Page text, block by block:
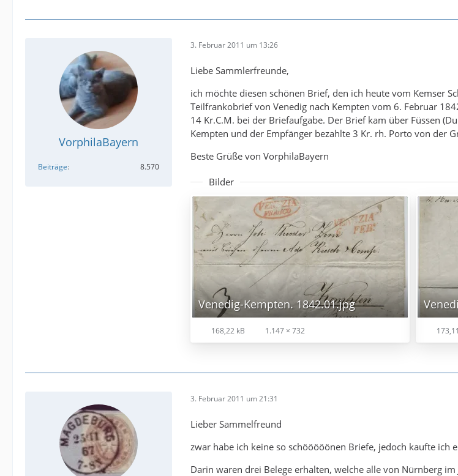
VorphilaBayern
Beiträge 8.570
3. Februar 2011 um 13:26
Liebe Sammlerfreunde,
ich möchte diesen schönen Brief, den ich heute vom Kemser
Teilfrankobrief von Venedig nach Kempten vom 6. Februar
14 Kr.C.M. bei der Briefaufgabe. Der Brief kam über Füssen
Kempten und der Empfänger bezahlte 3 Kr. rh. Porto von der
Beste Grüße von VorphilaBayern
Bilder
Venedig-Kempten. 1842.01.jpg
168,22 kB 1.147 × 732
3. Februar 2011 um 21:31
Lieber Sammelfreund
zwar habe ich keine so schööööönen Briefe, jedoch kaufte ich
Darin waren drei Belege erhalten, welche alle von Nürnberg